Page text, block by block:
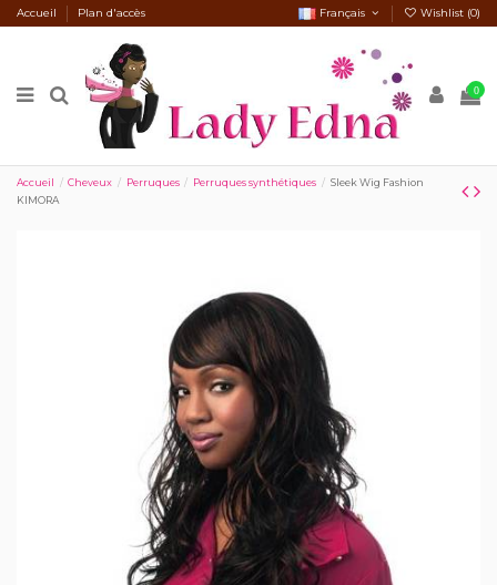
Accueil Plan d'accès Français Wishlist (0)
0
Accueil Cheveux Perruques Perruques synthétiques
Sleek Wig Fashion
KIMORA